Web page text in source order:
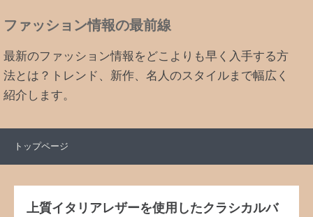
ファッション情報の最前線
最新のファッション情報をどこよりも早く入手する方
法とは？トレンド、新作、名人のスタイルまで幅広く
紹介します。
トップページ
上質イタリアレザーを使用したクラシカルバ